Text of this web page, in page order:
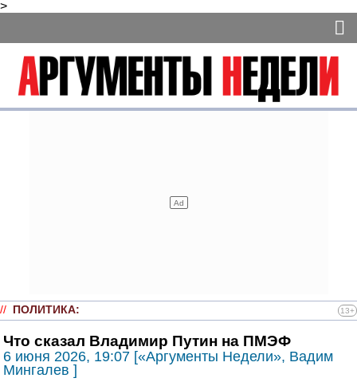
>
// ПОЛИТИКА: 13+
Что сказал Владимир Путин на ПМЭФ
6 июня 2026, 19:07 [«Аргументы Недели», Вадим
Мингалев ]